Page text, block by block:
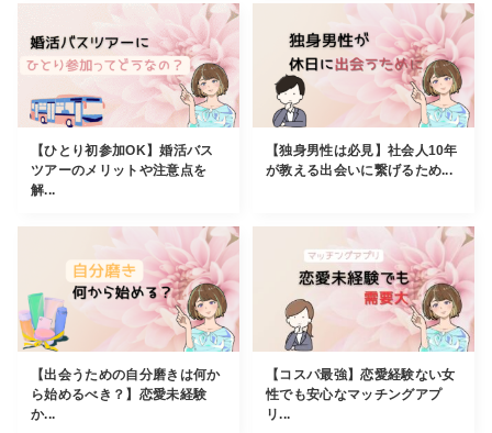
【ひとり初参加OK】婚活バス
ツアーのメリットや注意点を
解...
【独身男性は必見】社会人10年
が教える出会いに繋げるため...
【出会うための自分磨きは何か
ら始めるべき？】恋愛未経験
か...
【コスパ最強】恋愛経験ない女
性でも安心なマッチングアプ
リ...